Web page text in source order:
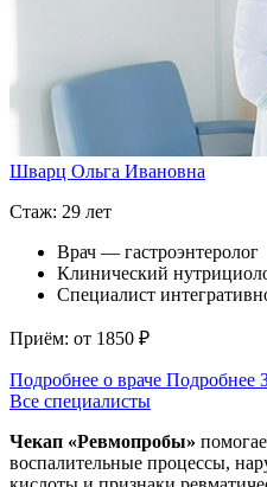
Шварц Ольга Ивановна
Стаж: 29 лет
Врач — гастроэнтеролог
Клинический
Специалист
Приём: от 1850 ₽
Подробнее о враче Подробнее
Все специалисты
Чекап «Ревмопробы»
воспалительные процессы,